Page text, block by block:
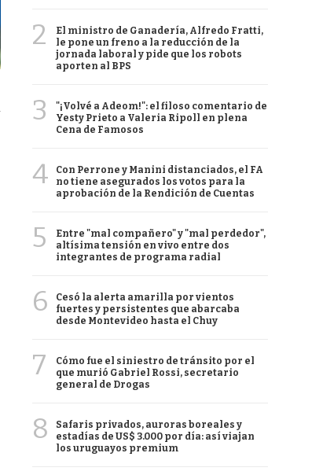
2
El ministro de Ganadería, Alfredo Fratti,
le pone un freno a la reducción de la
jornada laboral y pide que los robots
aporten al BPS
3
"¡Volvé a Adeom!": el filoso comentario de
Yesty Prieto a Valeria Ripoll en plena
Cena de Famosos
4
Con Perrone y Manini distanciados, el FA
no tiene asegurados los votos para la
aprobación de la Rendición de Cuentas
5
Entre "mal compañero" y "mal perdedor",
altísima tensión en vivo entre dos
integrantes de programa radial
6
Cesó la alerta amarilla por vientos
fuertes y persistentes que abarcaba
desde Montevideo hasta el Chuy
7
Cómo fue el siniestro de tránsito por el
que murió Gabriel Rossi, secretario
general de Drogas
8
Safaris privados, auroras boreales y
estadías de US$ 3.000 por día: así viajan
los uruguayos premium